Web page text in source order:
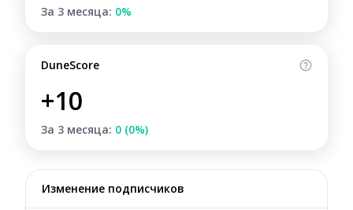
За 3 месяца: 0%
DuneScore
+10
За 3 месяца: 0 (0%)
Изменение подписчиков